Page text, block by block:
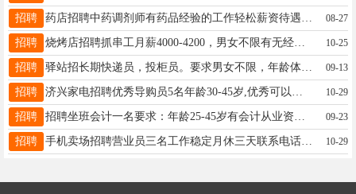
招聘 08-27
招聘 烧烤店招聘抓串工月薪4000-4200，男女不限有无经验均可，14点-24点上班，地址松韵城农贸市场，电话18104585118白女士18104585118 10-25
招聘 驿站招长期快递员，投柜员。要求男女不限，年龄体力够就行，心细，责任心强。待遇电话联系。有经验者电联，吴先生13114587976请联系此号码吴先生17758895804 09-13
招聘 10-29
招聘 09-23
招聘 手机卖场招聘营业员三名工作稳定月休三天联系电话18545486669赵经理18545486669 10-29